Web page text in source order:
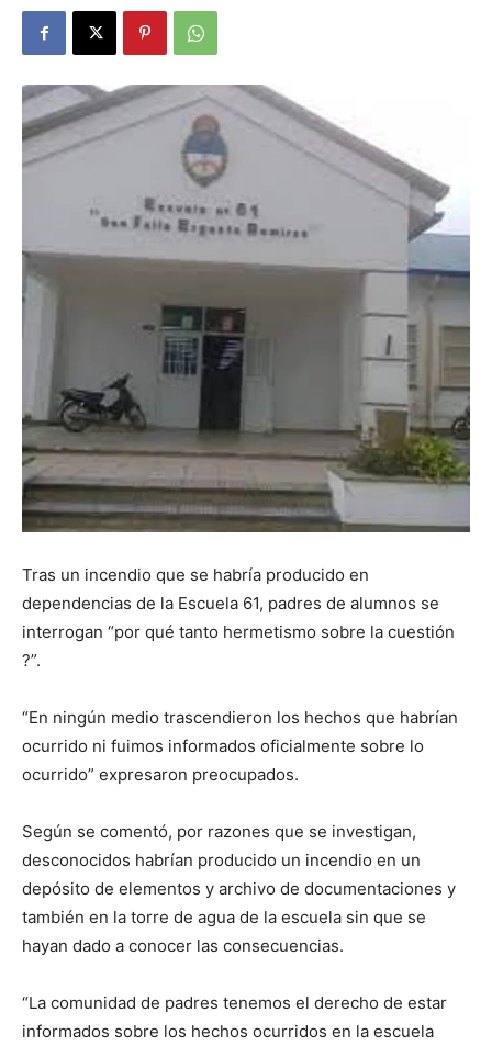
::
lo
que
Tras un incendio que se habría producido en
dependencias de la Escuela 61, padres de alumnos se
interrogan “por qué tanto hermetismo sobre la cuestión
?”.
“En ningún medio trascendieron los hechos que habrían
ocurrido ni fuimos informados oficialmente sobre lo
ocurrido” expresaron preocupados.
Según se comentó, por razones que se investigan,
desconocidos habrían producido un incendio en un
depósito de elementos y archivo de documentaciones y
también en la torre de agua de la escuela sin que se
hayan dado a conocer las consecuencias.
“La comunidad de padres tenemos el derecho de estar
informados sobre los hechos ocurridos en la escuela